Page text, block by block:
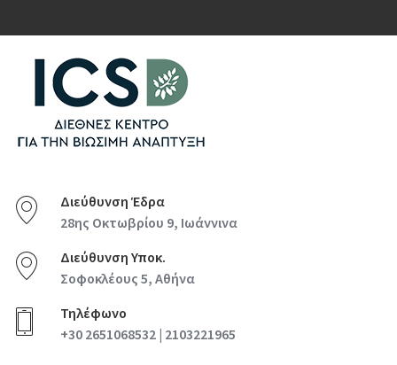
Διεύθυνση Έδρα
28ης Οκτωβρίου 9, Ιωάννινα
Διεύθυνση Υποκ.
Σοφοκλέους 5, Αθήνα
Τηλέφωνο
+30 2651068532 | 2103221965